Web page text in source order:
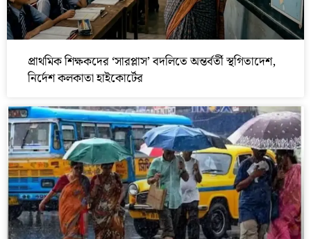
প্রাথমিক শিক্ষকদের ‘সারপ্লাস’ বদলিতে অন্তর্বর্তী স্থগিতাদেশ,
নির্দেশ কলকাতা হাইকোর্টের